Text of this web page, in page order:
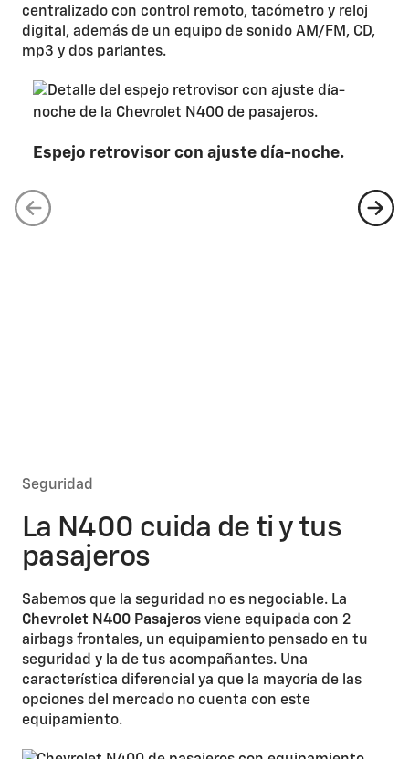
centralizado con control remoto, tacómetro y reloj
digital, además de un equipo de sonido AM/FM, CD,
mp3 y dos parlantes.
Espejo retrovisor con ajuste día-noche.
Seguridad
La N400 cuida de ti y tus
pasajeros
Sabemos que la seguridad no es negociable. La
Chevrolet N400 Pasajeros viene equipada con 2
airbags frontales, un equipamiento pensado en tu
seguridad y la de tus acompañantes. Una
característica diferencial ya que la mayoría de las
opciones del mercado no cuenta con este
equipamiento.